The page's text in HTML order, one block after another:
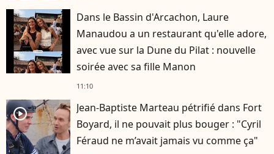
Dans le Bassin d'Arcachon, Laure
Manaudou a un restaurant qu'elle adore,
avec vue sur la Dune du Pilat : nouvelle
soirée avec sa fille Manon
11:10
player2
Jean-Baptiste Marteau pétrifié dans Fort
Boyard, il ne pouvait plus bouger : "Cyril
Féraud ne m’avait jamais vu comme ça"